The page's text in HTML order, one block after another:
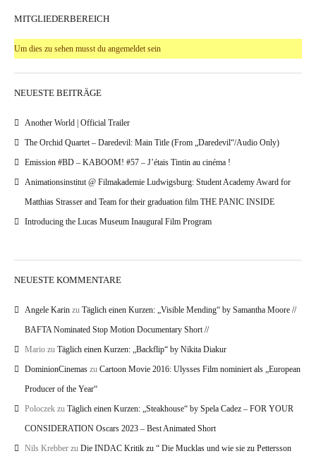
MITGLIEDERBEREICH
Um dies zu sehen musst du angemeldet sein
NEUESTE BEITRÄGE
Another World | Official Trailer
The Orchid Quartet – Daredevil: Main Title (From „Daredevil“/Audio Only)
Emission #BD – KABOOM! #57 – J’étais Tintin au cinéma !
Animationsinstitut @ Filmakademie Ludwigsburg: Student Academy Award for
Matthias Strasser and Team for their graduation film THE PANIC INSIDE
Introducing the Lucas Museum Inaugural Film Program
NEUESTE KOMMENTARE
Angele Karin zu Täglich einen Kurzen: „Visible Mending“ by Samantha Moore //
BAFTA Nominated Stop Motion Documentary Short //
Mario zu Täglich einen Kurzen: „Backflip“ by Nikita Diakur
DominionCinemas zu Cartoon Movie 2016: Ulysses Film nominiert als „European
Producer of the Year“
Poloczek zu Täglich einen Kurzen: „Steakhouse“ by Spela Cadez – FOR YOUR
CONSIDERATION Oscars 2023 – Best Animated Short
Nils Krebber zu Die INDAC Kritik zu “ Die Mucklas und wie sie zu Pettersson